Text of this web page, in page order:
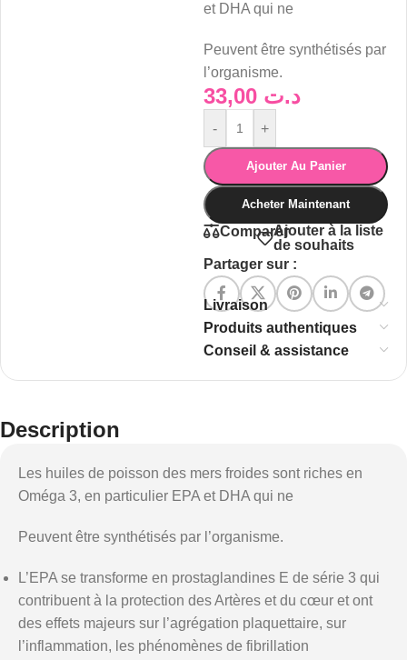
et DHA qui ne
Peuvent être synthétisés par
l’organisme.
د.ت
- +
Ajouter Au Panier
Acheter Maintenant
ComparerAjouter à la liste
de souhaits
Partager sur :
Livraison
Produits authentiques
Conseil & assistance
Description
Les huiles de poisson des mers froides sont riches en
Oméga 3, en particulier EPA et DHA qui ne
Peuvent être synthétisés par l’organisme.
L’EPA se transforme en prostaglandines E de série 3 qui
contribuent à la protection des Artères et du cœur et ont
des effets majeurs sur l’agrégation plaquettaire, sur
l’inflammation, les phénomènes de fibrillation